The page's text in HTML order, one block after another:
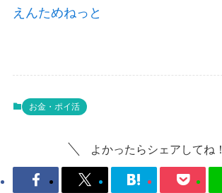
えんためねっと
お金・ポイ活
よかったらシェアしてね！